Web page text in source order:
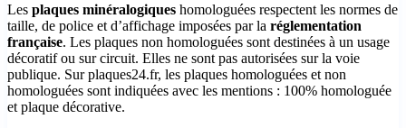
Les plaques minéralogiques homologuées respectent les normes de
taille, de police et d’affichage imposées par la réglementation
française. Les plaques non homologuées sont destinées à un usage
décoratif ou sur circuit. Elles ne sont pas autorisées sur la voie
publique. Sur plaques24.fr, les plaques homologuées et non
homologuées sont indiquées avec les mentions : 100% homologuée
et plaque décorative.